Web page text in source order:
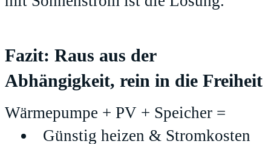
Fazit: Raus aus der
Abhängigkeit, rein in die Freiheit
Wärmepumpe + PV + Speicher =
Günstig heizen & Stromkosten